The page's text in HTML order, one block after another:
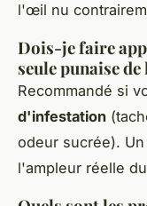
l'œil nu
Dois-je faire
seule punaise de
Recommandé si
d'infestation
odeur sucrée).
l'ampleur réelle